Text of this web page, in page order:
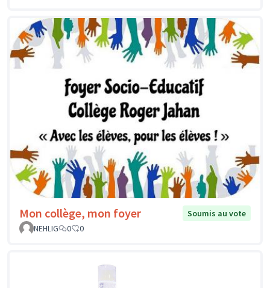
Mon collège, mon foyer
Soumis au vote
NEHLIG
0 0